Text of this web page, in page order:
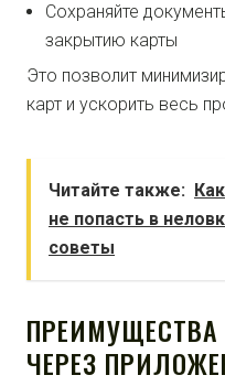
Сохраняйте
закрытию карты
Это позволит
карт и ускорить весь
Читайте также:
не попасть в
советы
ЧЕРЕЗ